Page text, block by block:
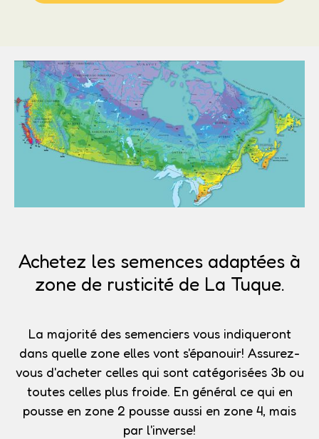
Achetez les semences adaptées à
zone de rusticité de La Tuque.
La majorité des semenciers vous indiqueront
dans quelle zone elles vont s'épanouir! Assurez-
vous d'acheter celles qui sont catégorisées 3bou
toutes celles plus froide. En général ce qui en
pousse en zone 2 pousse aussi en zone 4, mais
par l'inverse!